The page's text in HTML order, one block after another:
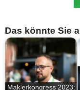
Das könnte Sie
Maklerkongress 2023: